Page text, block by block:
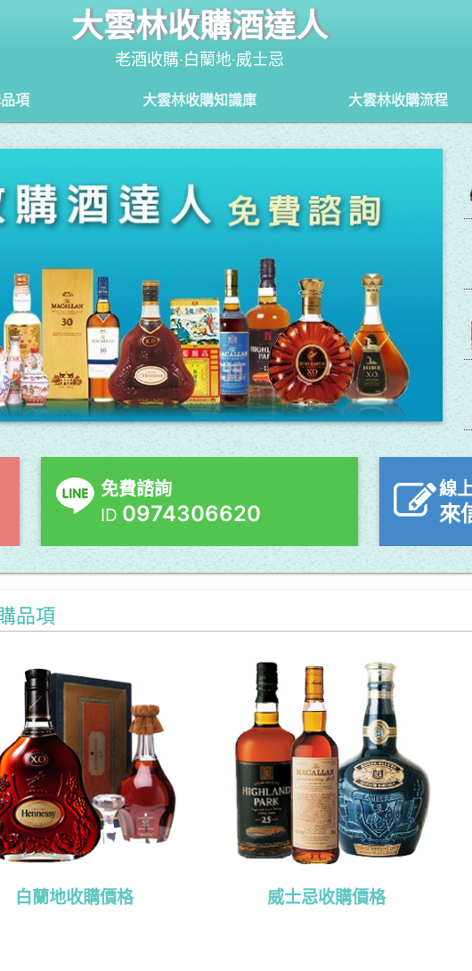
大雲林收購酒達人
老酒收購‧白蘭地‧威士忌
項 大雲林收購知識庫 大雲林收購流程
免費諮詢
ID 0974306620
線
來
品項
白蘭地收購價格 威士忌收購價格